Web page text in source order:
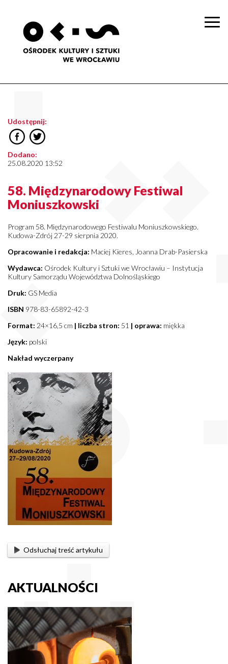
Udostępnij:
Dodano:
25.08.2020 13:52
58. Międzynarodowy Festiwal
Moniuszkowski
Program 58. Międzynarodowego Festiwalu Moniuszkowskiego.
Kudowa-Zdrój 27-29 sierpnia 2020.
Opracowanie i redakcja: Maciej Kieres, Joanna Drab-Pasierska
Wydawca: Ośrodek Kultury i Sztuki we Wrocławiu – Instytucja
Kultury Samorządu Województwa Dolnośląskiego
Druk: GS Media
ISBN 978-83-65892-42-3
Format: 24×16,5 cm | liczba stron: 51 | oprawa: miękka
Język: polski
Nakład wyczerpany
Odsłuchaj treść artykułu
AKTUALNOŚCI